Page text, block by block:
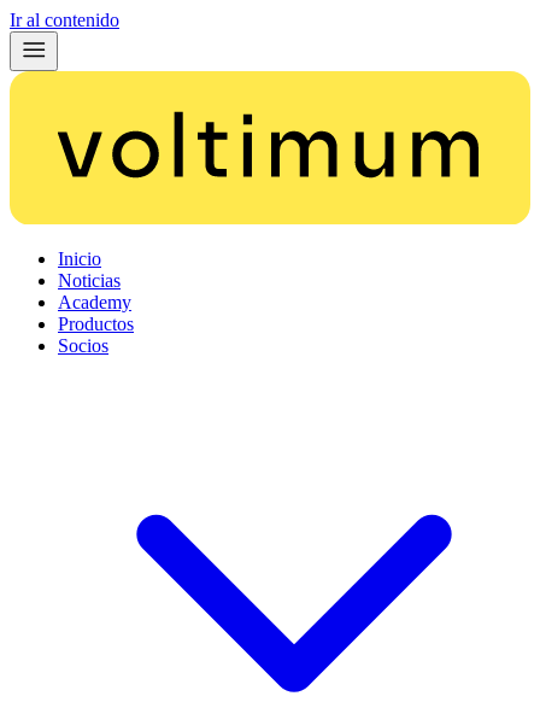
Ir al contenido
Inicio
Noticias
Academy
Productos
Socios